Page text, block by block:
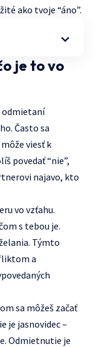
ako tvoje “áno”.
je to vo
odmietaní
Často sa
viesť k
povedať “nie”,
najavo, kto
vo vzťahu.
s tebou je.
Týmto
a
sa môžeš začať
je jasnovidec –
Odmietnutie je